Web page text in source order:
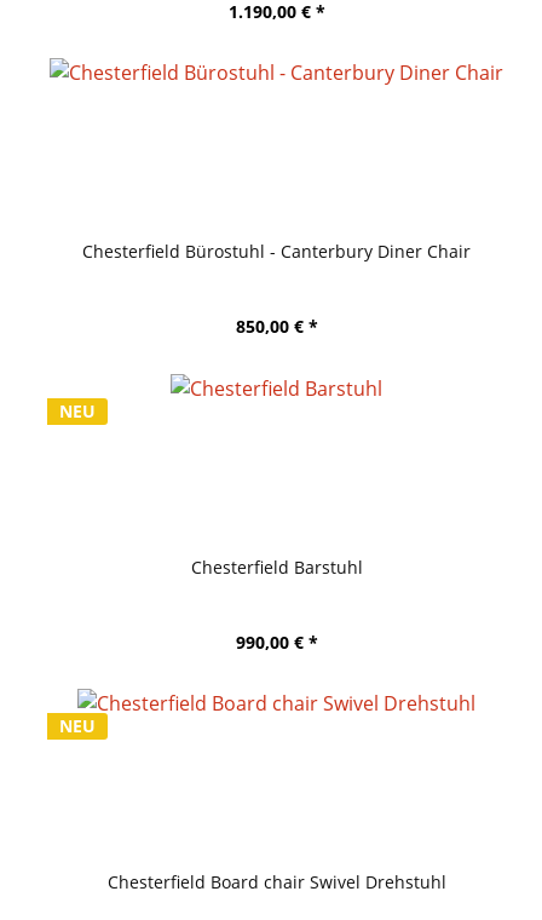
1.190,00 € *
Chesterfield Bürostuhl - Canterbury Diner Chair
850,00 € *
NEU
Chesterfield Barstuhl
990,00 € *
NEU
Chesterfield Board chair Swivel Drehstuhl